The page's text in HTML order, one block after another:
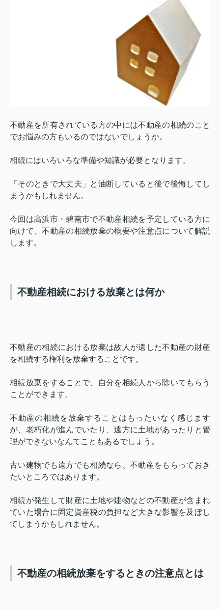
不動産を所有されている方の中には不動産の相続のこと
でお悩みの方もいるのではないでしょうか。
相続にはいろいろな準備や知識が必要となります。
「そのときで大丈夫」と油断していると後で後悔してし
まうかもしれません。
今回は高浜市・碧南市で不動産相続を予定している方に
向けて、不動産の相続放棄の概要や注意点について解説
します。
不動産相続における放棄とは何か
不動産の相続における放棄は故人が遺した不動産の財産
を相続する権利を放棄することです。
相続放棄をすることで、自分を相続人から除いてもらう
ことができます。
不動産の相続を放棄することはもったいなく感じます
が、老朽化が進んでいたり、遠方に土地があったりと管
理ができないなんてこともあるでしょう。
古い建物でも遠方でも相続なら、不動産をもらっておき
たいところではあります。
相続が発生して財産に土地や建物などの不動産が含まれ
ていた場合に固定資産税の負担など大きな影響を及ぼし
てしまうかもしれません。
不動産の相続放棄をするときの注意点とは